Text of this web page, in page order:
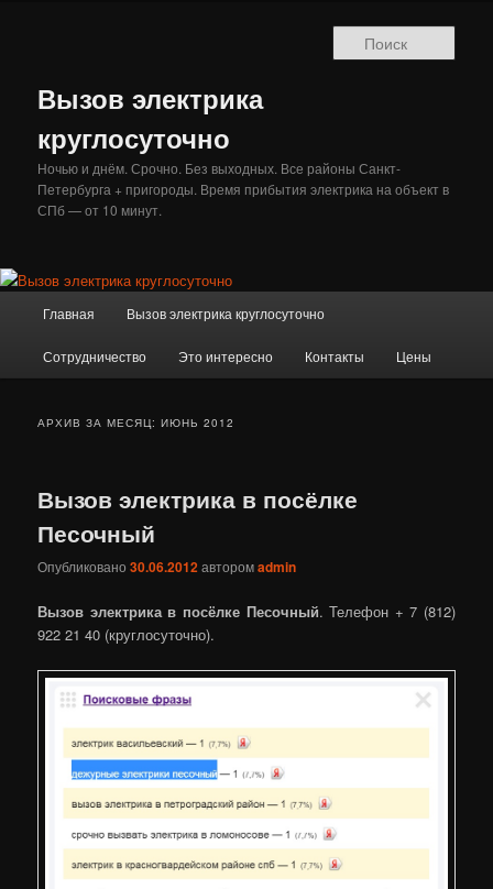
Вызов электрика
круглосуточно
Ночью и днём. Срочно. Без выходных. Все районы Санкт-
Петербурга + пригороды. Время прибытия электрика на объект в
СПб — от 10 минут.
Главная Вызов электрика круглосуточно
Сотрудничество Это интересно Контакты Цены
АРХИВ ЗА МЕСЯЦ:ИЮНЬ 2012
Вызов электрика в посёлке
Песочный
Опубликовано30.06.2012авторомadmin
Вызов электрика в посёлке Песочный. Телефон + 7 (812)
922 21 40 (круглосуточно).